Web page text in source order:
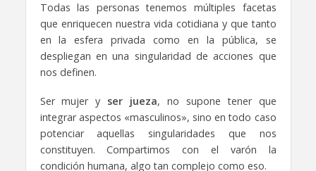
Todas las personas tenemos múltiples facetas
que enriquecen nuestra vida cotidiana y que tanto
en la esfera privada como en la pública, se
despliegan en una singularidad de acciones que
nos definen.
Ser mujer y ser jueza, no supone tener que
integrar aspectos «masculinos», sino en todo caso
potenciar aquellas singularidades que nos
constituyen. Compartimos con el varón la
condición humana, algo tan complejo como eso.